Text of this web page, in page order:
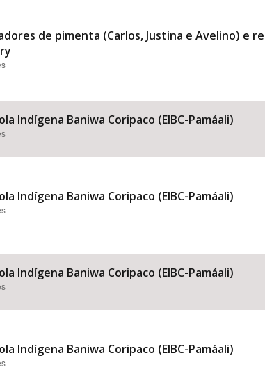
de pimenta (Carlos, Justina e Avelino) e
Indígena Baniwa Coripaco (EIBC-Pamáali)
Indígena Baniwa Coripaco (EIBC-Pamáali)
Indígena Baniwa Coripaco (EIBC-Pamáali)
Indígena Baniwa Coripaco (EIBC-Pamáali)